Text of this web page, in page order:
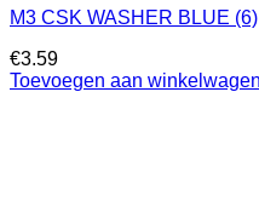
M3 CSK WASHER BLUE (6)
€3.59
Toevoegen aan winkelwagen